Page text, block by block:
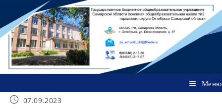
содержимому
Меню
Запись07.09.2023